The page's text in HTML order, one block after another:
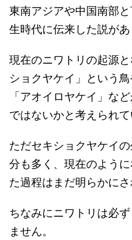
東南アジアや中国南部
生時代に伝来した説があ
現在のニワトリの起源
ショクヤケイ」という
「アオイロヤケイ」な
ではないかと考えられて
ただセキショクヤケイ
分も多く、現在のよう
た過程はまだ明らかにさ
ちなみにニワトリは必
ません。